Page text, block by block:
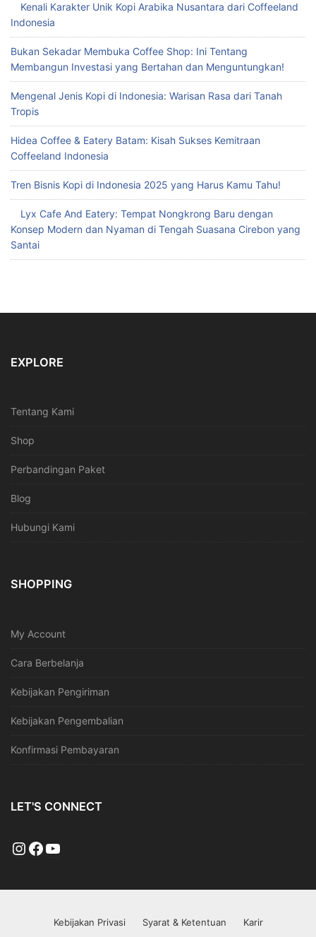
Kenali Karakter Unik Kopi Arabika Nusantara dari Coffeeland
Indonesia
Bukan Sekadar Membuka Coffee Shop: Ini Tentang
Membangun Investasi yang Bertahan dan Menguntungkan!
Mengenal Jenis Kopi di Indonesia: Warisan Rasa dari Tanah
Tropis
Hidea Coffee & Eatery Batam: Kisah Sukses Kemitraan
Coffeeland Indonesia
Tren Bisnis Kopi di Indonesia 2025 yang Harus Kamu Tahu!
Lyx Cafe And Eatery: Tempat Nongkrong Baru dengan
Konsep Modern dan Nyaman di Tengah Suasana Cirebon yang
Santai
EXPLORE
Tentang Kami
Shop
Perbandingan Paket
Blog
Hubungi Kami
SHOPPING
My Account
Cara Berbelanja
Kebijakan Pengiriman
Kebijakan Pengembalian
Konfirmasi Pembayaran
LET'S CONNECT
Kebijakan Privasi Syarat & Ketentuan Karir